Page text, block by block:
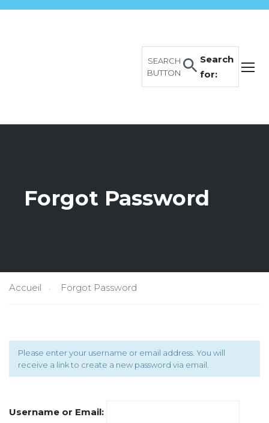
Search
for:
SEARCH
BUTTON
Forgot Password
Accueil Forgot Password
Please enter your username or email address. You will
receive a link to create a new password via email.
Username or Email: